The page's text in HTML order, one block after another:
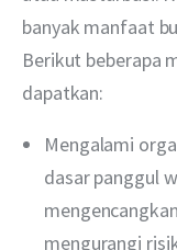
banyak manfaat
Berikut beberapa
dapatkan:
Mengalami
dasar panggul
mengurangi